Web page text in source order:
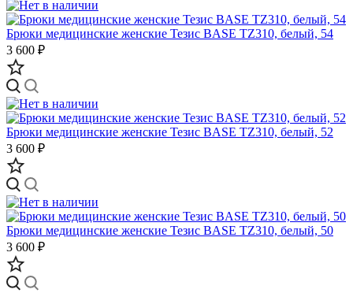
Брюки медицинские женские Тезис BASE TZ310, белый, 54
3 600 ₽
Брюки медицинские женские Тезис BASE TZ310, белый, 52
3 600 ₽
Брюки медицинские женские Тезис BASE TZ310, белый, 50
3 600 ₽